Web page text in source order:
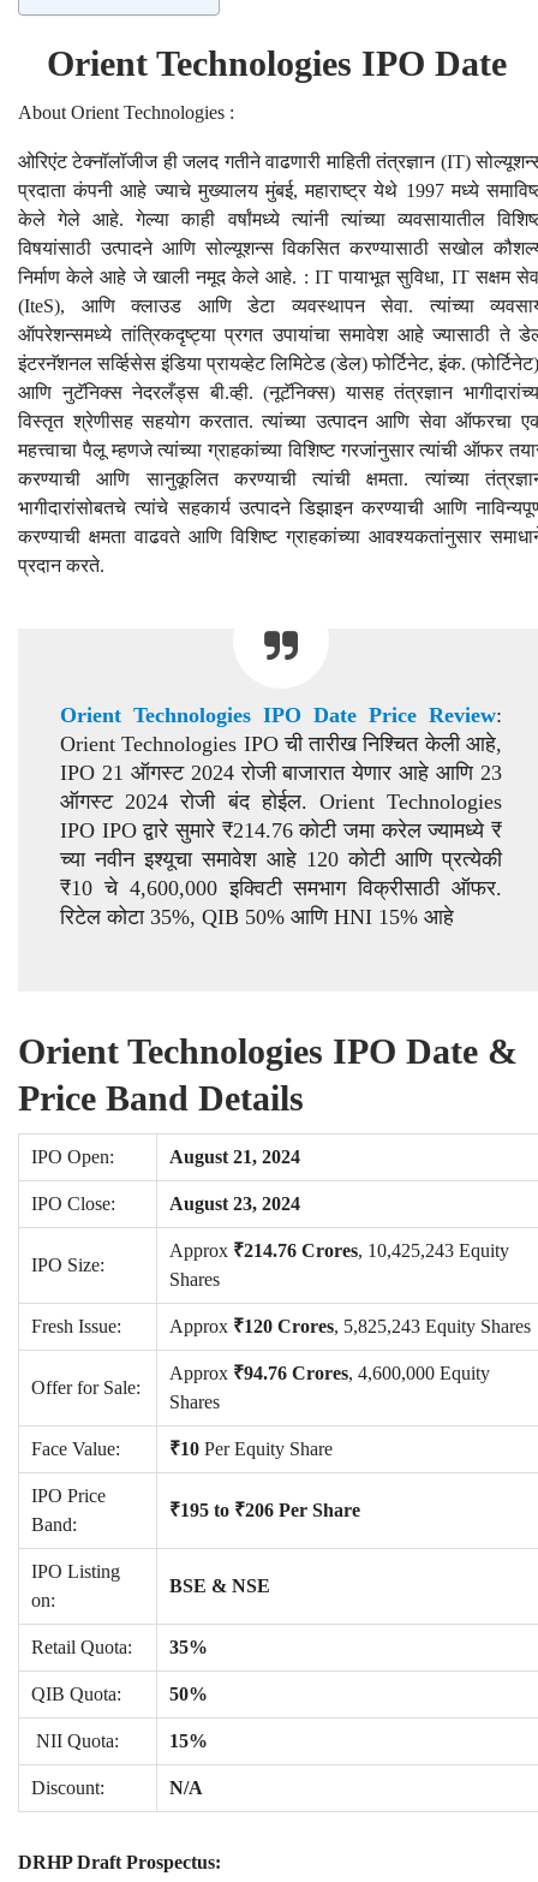
Orient Technologies IPO Date
About Orient Technologies :
ओरिएंट टेक्नॉलॉजीज ही जलद गतीने वाढणारी माहिती तंत्रज्ञान (IT)
प्रदाता कंपनी आहे ज्याचे मुख्यालय मुंबई, महाराष्ट्र येथे 1997 मध्ये
केले गेले आहे. गेल्या काही वर्षांमध्ये त्यांनी त्यांच्या व्यवसायातील
विषयांसाठी उत्पादने आणि सोल्यूशन्स विकसित करण्यासाठी सखोल
निर्माण केले आहे जे खाली नमूद केले आहे. : IT पायाभूत सुविधा, IT सक्षम
(IteS), आणि क्लाउड आणि डेटा व्यवस्थापन सेवा. त्यांच्या
ऑपरेशन्समध्ये तांत्रिकदृष्ट्या प्रगत उपायांचा समावेश आहे ज्यासाठी ते
इंटरनॅशनल सर्व्हिसेस इंडिया प्रायव्हेट लिमिटेड (डेल) फोर्टिनेट, इंक.
आणि नुटॅनिक्स नेदरलँड्स बी.व्ही. (नूटॅनिक्स) यासह तंत्रज्ञान
विस्तृत श्रेणीसह सहयोग करतात. त्यांच्या उत्पादन आणि सेवा ऑफरचा
महत्त्वाचा पैलू म्हणजे त्यांच्या ग्राहकांच्या विशिष्ट गरजांनुसार त्यांची ऑफर
करण्याची आणि सानुकूलित करण्याची त्यांची क्षमता. त्यांच्या
भागीदारांसोबतचे त्यांचे सहकार्य उत्पादने डिझाइन करण्याची आणि
करण्याची क्षमता वाढवते आणि विशिष्ट ग्राहकांच्या आवश्यकतांनुसार
प्रदान करते.
Orient Technologies IPO Date Price Review:
Orient Technologies IPO ची तारीख निश्चित केली आहे,
IPO 21 ऑगस्ट 2024 रोजी बाजारात येणार आहे आणि 23
ऑगस्ट 2024 रोजी बंद होईल. Orient Technologies
IPO IPO द्वारे सुमारे ₹214.76 कोटी जमा करेल ज्यामध्ये ₹
च्या नवीन इश्यूचा समावेश आहे 120 कोटी आणि प्रत्येकी
₹10 चे 4,600,000 इक्विटी समभाग विक्रीसाठी ऑफर.
रिटेल कोटा 35%, QIB 50% आणि HNI 15% आहे
Orient Technologies IPO Date &
Price Band Details
IPO Open: August 21, 2024
IPO Close: August 23, 2024
IPO Size:
Approx ₹214.76 Crores, 10,425,243 Equity
Shares
Fresh Issue: Approx ₹120 Crores, 5,825,243 Equity Shares
Offer for Sale:
Approx ₹94.76 Crores, 4,600,000 Equity
Shares
Face Value: ₹10 Per Equity Share
IPO Price
Band:
₹195 to ₹206 Per Share
IPO Listing
on:
BSE & NSE
Retail Quota: 35%
QIB Quota: 50%
NII Quota: 15%
Discount: N/A
DRHP Draft Prospectus: